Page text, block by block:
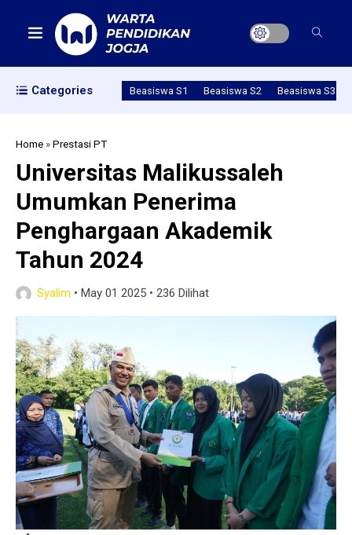
Categories Beasiswa S1 Beasiswa S2 Beasiswa S3
Home »Prestasi PT
Universitas Malikussaleh
Umumkan Penerima
Penghargaan Akademik
Tahun 2024
Syalim • May 01 2025 • 236 Dilihat